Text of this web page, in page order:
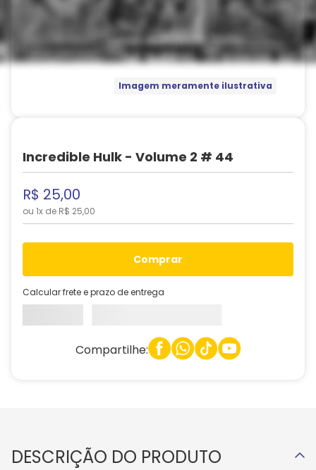
Imagem meramente ilustrativa
Incredible Hulk - Volume 2 # 44
R$ 25,00
ou 1x de R$ 25,00
comprar
Calcular frete e prazo de entrega
Compartilhe:
DESCRIÇÃO DO PRODUTO